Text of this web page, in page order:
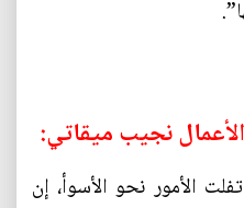
نجيب ميقاتي:
الأمور نحو الأسوأ، إن